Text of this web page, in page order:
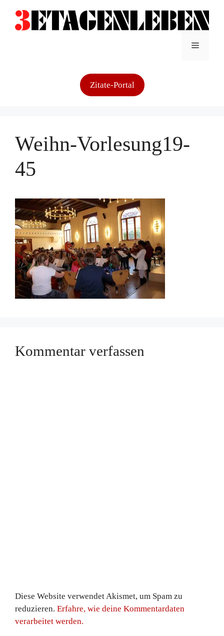
Inhalt
springen
Menü
Zitate-Portal
Weihn-Vorlesung19-
45
Kommentar verfassen
Diese Website verwendet Akismet, um Spam zu
reduzieren. Erfahre, wie deine Kommentardaten
verarbeitet werden.